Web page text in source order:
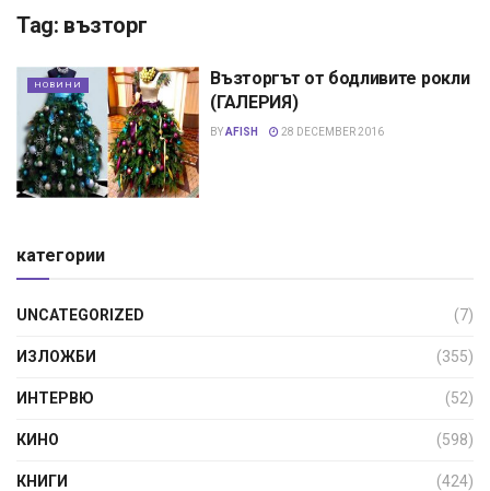
Tag: възторг
НОВИНИ
Възторгът от бодливите рокли
(ГАЛЕРИЯ)
BYAFISH 28 DECEMBER 2016
категории
UNCATEGORIZED (7)
ИЗЛОЖБИ (355)
ИНТЕРВЮ (52)
КИНО (598)
КНИГИ (424)